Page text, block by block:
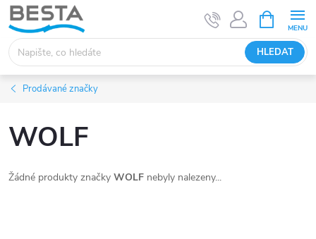
Přejít
na
obsah
HLEDAT
NÁKUPNÍ
KOŠÍK
Prodávané značky
WOLF
Žádné produkty značky WOLF nebyly nalezeny...